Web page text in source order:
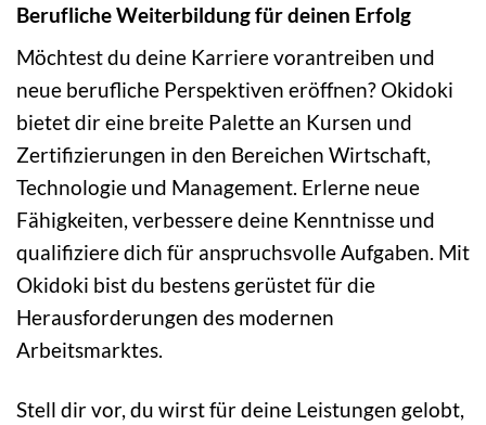
Berufliche Weiterbildung für deinen Erfolg
Möchtest du deine Karriere vorantreiben und
neue berufliche Perspektiven eröffnen? Okidoki
bietet dir eine breite Palette an Kursen und
Zertifizierungen in den Bereichen Wirtschaft,
Technologie und Management. Erlerne neue
Fähigkeiten, verbessere deine Kenntnisse und
qualifiziere dich für anspruchsvolle Aufgaben. Mit
Okidoki bist du bestens gerüstet für die
Herausforderungen des modernen
Arbeitsmarktes.
Stell dir vor, du wirst für deine Leistungen gelobt,